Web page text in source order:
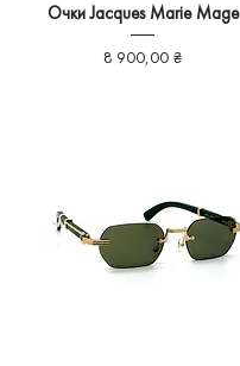
Очки Jacques Marie Mage
Ціна
8 900,00 ₴